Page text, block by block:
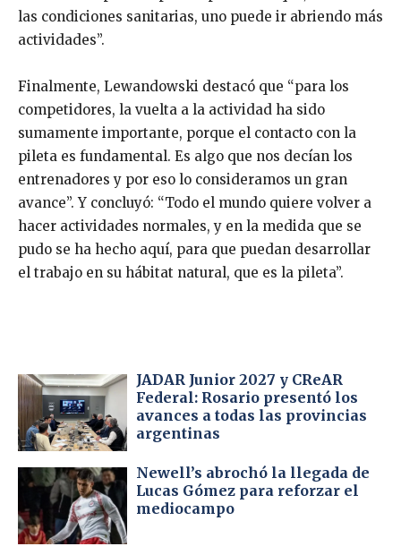
las condiciones sanitarias, uno puede ir abriendo más
actividades”.
Finalmente, Lewandowski destacó que “para los
competidores, la vuelta a la actividad ha sido
sumamente importante, porque el contacto con la
pileta es fundamental. Es algo que nos decían los
entrenadores y por eso lo consideramos un gran
avance”. Y concluyó: “Todo el mundo quiere volver a
hacer actividades normales, y en la medida que se
pudo se ha hecho aquí, para que puedan desarrollar
el trabajo en su hábitat natural, que es la pileta”.
JADAR Junior 2027 y CReAR
Federal: Rosario presentó los
avances a todas las provincias
argentinas
Newell’s abrochó la llegada de
Lucas Gómez para reforzar el
mediocampo